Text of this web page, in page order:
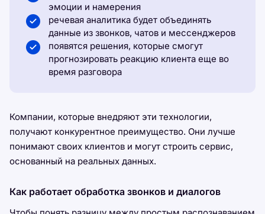
эмоции и намерения
речевая аналитика будет объединять
данные из звонков, чатов и мессенджеров
появятся решения, которые смогут
прогнозировать реакцию клиента еще во
время разговора
Компании, которые внедряют эти технологии,
получают конкурентное преимущество. Они лучше
понимают своих клиентов и могут строить сервис,
основанный на реальных данных.
Как работает обработка звонков и диалогов